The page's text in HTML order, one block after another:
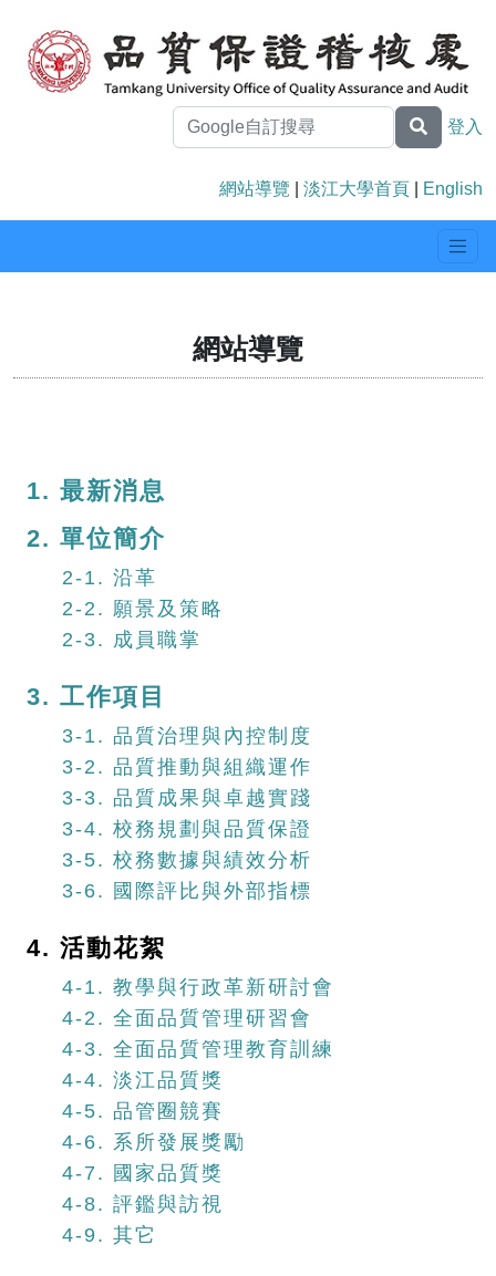
登入
網站導覽 淡江大學首頁 English
網站導覽
1. 最新消息
2. 單位簡介
2-1. 沿革
2-2. 願景及策略
2-3. 成員職掌
3. 工作項目
3-1. 品質治理與內控制度
3-2. 品質推動與組織運作
3-3. 品質成果與卓越實踐
3-4. 校務規劃與品質保證
3-5. 校務數據與績效分析
3-6. 國際評比與外部指標
4. 活動花絮
4-1. 教學與行政革新研討會
4-2. 全面品質管理研習會
4-3. 全面品質管理教育訓練
4-4. 淡江品質獎
4-5. 品管圈競賽
4-6. 系所發展獎勵
4-7. 國家品質獎
4-8. 評鑑與訪視
4-9. 其它